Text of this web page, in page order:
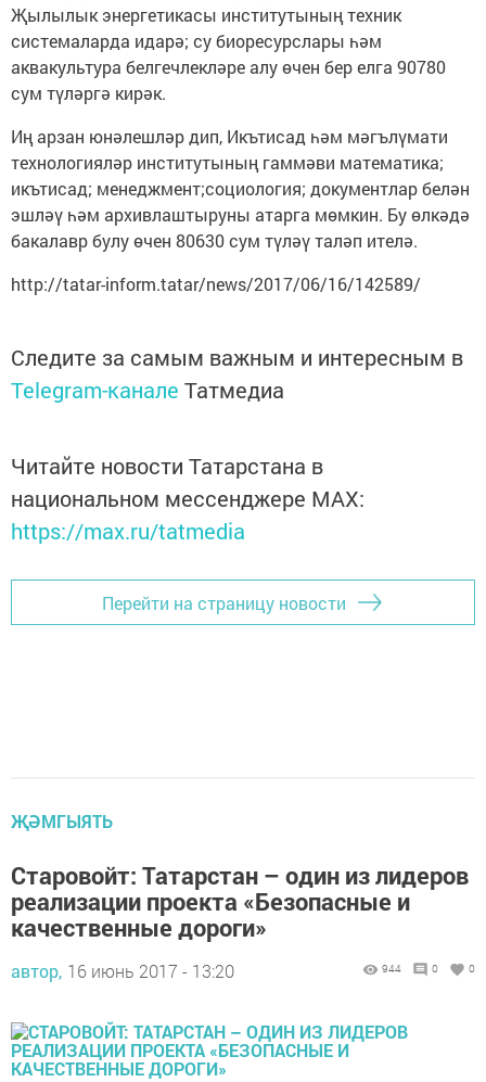
Җылылык энергетикасы институтының техник
системаларда идарә; су биоресурслары һәм
аквакультура белгечлекләре алу өчен бер елга 90780
сум түләргә кирәк.
Иң арзан юнәлешләр дип, Икътисад һәм мәгълүмати
технологияләр институтының гаммәви математика;
икътисад; менеджмент;социология; документлар белән
эшләү һәм архивлаштыруны атарга мөмкин. Бу өлкәдә
бакалавр булу өчен 80630 сум түләү таләп ителә.
http://tatar-inform.tatar/news/2017/06/16/142589/
Следите за самым важным и интересным в
Telegram-канале Татмедиа
Читайте новости Татарстана в
национальном мессенджере MАХ:
https://max.ru/tatmedia
Перейти на страницу новости
ҖӘМГЫЯТЬ
Старовойт: Татарстан – один из лидеров
реализации проекта «Безопасные и
качественные дороги»
автор, 16 июнь 2017 - 13:20 944 0 0